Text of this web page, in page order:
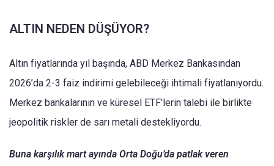
ALTIN NEDEN DÜŞÜYOR?
Altın fiyatlarında yıl başında, ABD Merkez Bankasından
2026’da 2-3 faiz indirimi gelebileceği ihtimali fiyatlanıyordu.
Merkez bankalarının ve küresel ETF’lerin talebi ile birlikte
jeopolitik riskler de sarı metali destekliyordu.
Buna karşılık mart ayında Orta Doğu’da patlak veren